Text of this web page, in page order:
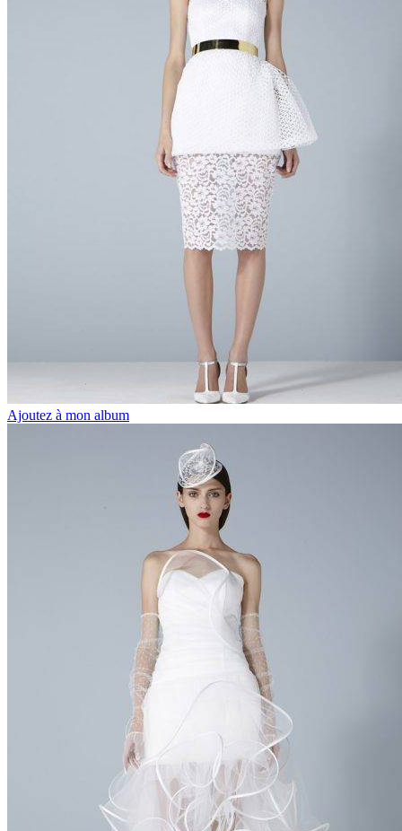
Ajoutez à mon album